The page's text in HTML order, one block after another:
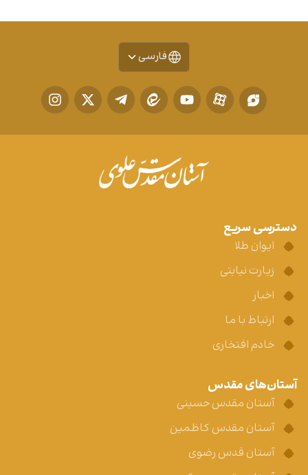
فارسی
دسترسی سریع
ایوان طلا
زیارت نیابتی
اخبار
ارتباط با ما
خادم افتخاری
آستان‌های مقدس
آستان مقدس حسینی
آستان مقدس کاظمین
آستان قدس رضوی